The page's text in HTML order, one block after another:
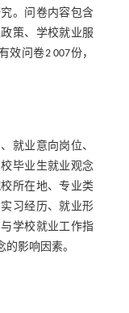
。问卷内容包含
策、学校就业服
效问卷2 007份，
就业意向岗位、
毕业生就业观念
所在地、专业类
习经历、就业形
学校就业工作指
影响因素。